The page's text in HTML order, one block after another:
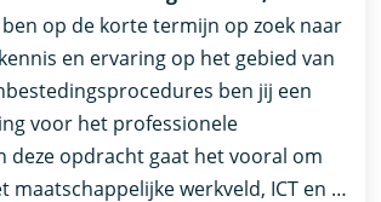
ben op de korte termijn op zoek naar
en ervaring op het gebied van
ben jij een
voor het professionele
deze opdracht gaat het vooral om
maatschappelijke werkveld, ICT en …